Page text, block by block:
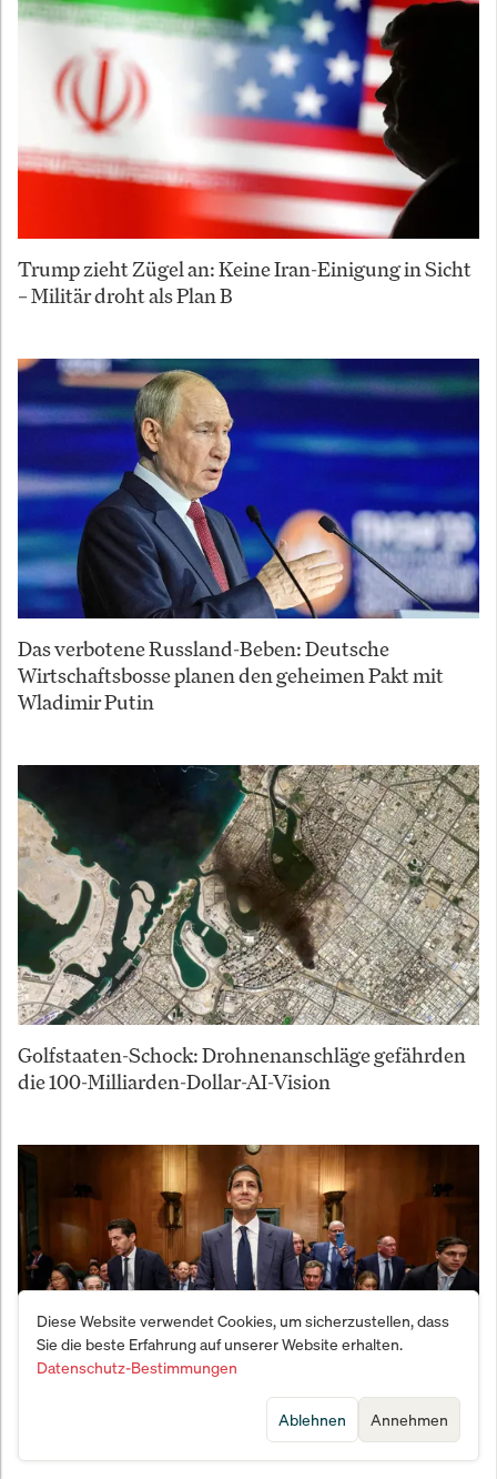
Trump zieht Zügel an: Keine Iran-Einigung in Sicht
– Militär droht als Plan B
Das verbotene Russland-Beben: Deutsche
Wirtschaftsbosse planen den geheimen Pakt mit
Wladimir Putin
Golfstaaten-Schock: Drohnenanschläge gefährden
die 100-Milliarden-Dollar-AI-Vision
Warsh wird Fed-Chef in kritischer Phase
Diese Website verwendet Cookies, um sicherzustellen, dass
Sie die beste Erfahrung auf unserer Website erhalten.
Datenschutz-Bestimmungen
Annehmen
Ablehnen